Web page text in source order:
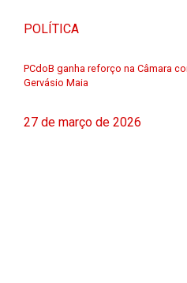
POLÍTICA
PCdoB ganha reforço na Câmara
Gervásio Maia
27 de março de 2026